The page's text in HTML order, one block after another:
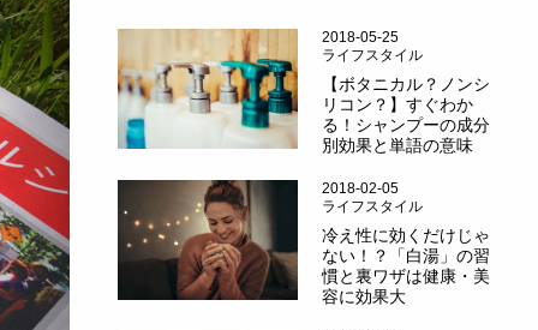
2018-05-25
ライフスタイル
【ボタニカル？ノンシ
リコン？】すぐわか
る！シャンプーの成分
別効果と単語の意味
2018-02-05
ライフスタイル
冷え性に効くだけじゃ
ない！？「白湯」の習
慣と裏ワザは健康・美
容に効果大